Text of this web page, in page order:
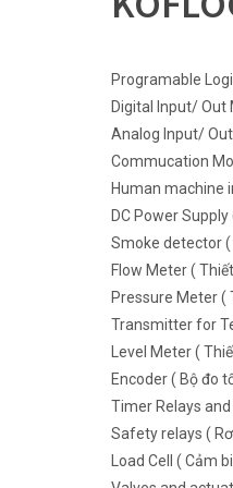
Programable
Digital Input/ Out
Analog Input/
Commucation
Human machine
DC Power
Smoke detector
Flow Meter (
Pressure Meter (
Transmitter for
Level Meter (
Encoder ( Bộ đo
Timer Relays
Safety relays (
Load Cell ( Cảm